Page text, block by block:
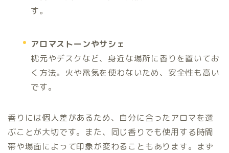
す。
アロマストーンやサシェ
枕元やデスクなど、身近な場所に香りを置いてお
く方法。火や電気を使わないため、安全性も高い
です。
香りには個人差があるため、自分に合ったアロマを選
ぶことが大切です。また、同じ香りでも使用する時間
帯や場面によって印象が変わることもあります。まず